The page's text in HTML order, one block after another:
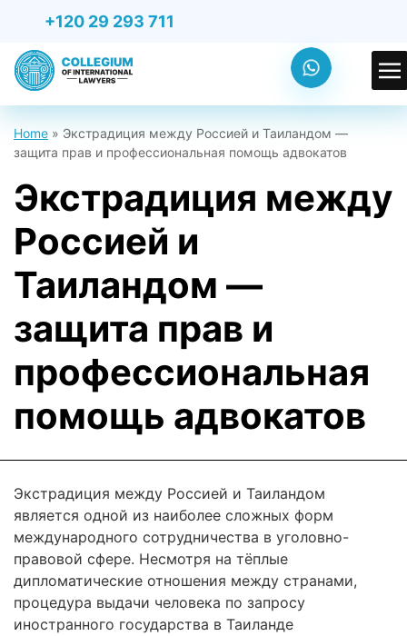
+120 29 293 711
Home » Экстрадиция между Россией и Таиландом —
защита прав и профессиональная помощь адвокатов
Экстрадиция между
Россией и
Таиландом —
защита прав и
профессиональная
помощь адвокатов
Экстрадиция между Россией и Таиландом
является одной из наиболее сложных форм
международного сотрудничества в уголовно-
правовой сфере. Несмотря на тёплые
дипломатические отношения между странами,
процедура выдачи человека по запросу
иностранного государства в Таиланде